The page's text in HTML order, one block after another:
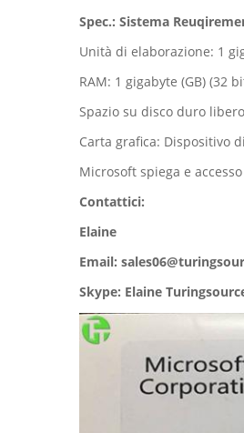
Spec.: Sistema
Unità di elaborazione: 1
RAM: 1 gigabyte (GB) (32
Spazio su disco duro
Carta grafica: Dispositivo
Microsoft spiega e
Contattici:
Elaine
Email:
Skype: Elaine